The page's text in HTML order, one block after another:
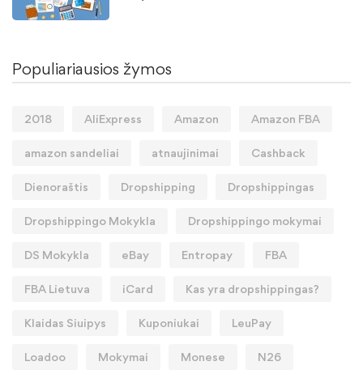
Populiariausios žymos
2018 AliExpress Amazon Amazon FBA
amazon sandeliai atnaujinimai Cashback
Dienoraštis Dropshipping Dropshippingas
Dropshippingo Mokykla Dropshippingo mokymai
DS Mokykla eBay Entropay FBA
FBA Lietuva iCard Kas yra dropshippingas?
Klaidas Siuipys Kuponiukai LeuPay
Loadoo Mokymai Monese N26